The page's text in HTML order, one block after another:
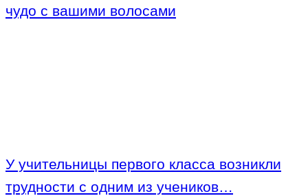
чудо с вашими волосами
У учительницы первого класса возникли
трудности с одним из учеников…